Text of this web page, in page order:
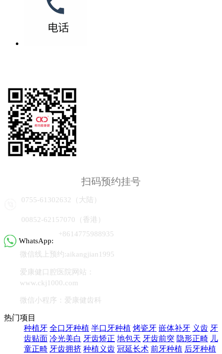
扫码预约挂号
0755-61302632（大陆）
00852-62157070（香港）
WhatsApp:
+8614775988935
微信线上预约:aikangjian1995
爱康健口腔医院网站：
www.ckj1000.com
微信小程序：爱康健齿科
热门项目
种植牙 全口牙种植 半口牙种植 烤瓷牙 嵌体补牙 义齿 牙
齿贴面 冷光美白 牙齿矫正 地包天 牙齿前突 隐形正畸 儿
童正畸 牙齿拥挤 种植义齿 冠延长术 前牙种植 后牙种植